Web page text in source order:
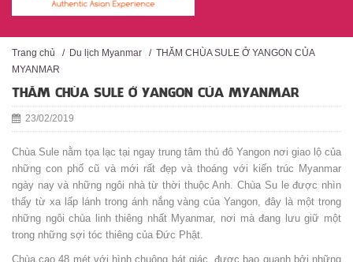
Trang chủ / Du lịch Myanmar / THĂM CHÙA SULE Ở YANGON CỦA
MYANMAR
THĂM CHÙA SULE Ở YANGON CỦA MYANMAR
23/02/2019
Chùa Sule nằm tọa lạc tại ngay trung tâm thủ đô Yangon nơi giao lộ của
những con phố cũ và mới rất đẹp và thoáng với kiến trúc Myanmar
ngày nay và những ngôi nhà từ thời thuộc Anh. Chùa Su le được nhìn
thấy từ xa lấp lánh trong ánh nắng vàng của Yangon, đây là một trong
những ngôi chùa linh thiêng nhất Myanmar, nơi mà đang lưu giữ một
trong những sợi tóc thiêng của Đức Phật.
Chùa cao 48 mét với hình chuông bát giác, được bao quanh bởi những